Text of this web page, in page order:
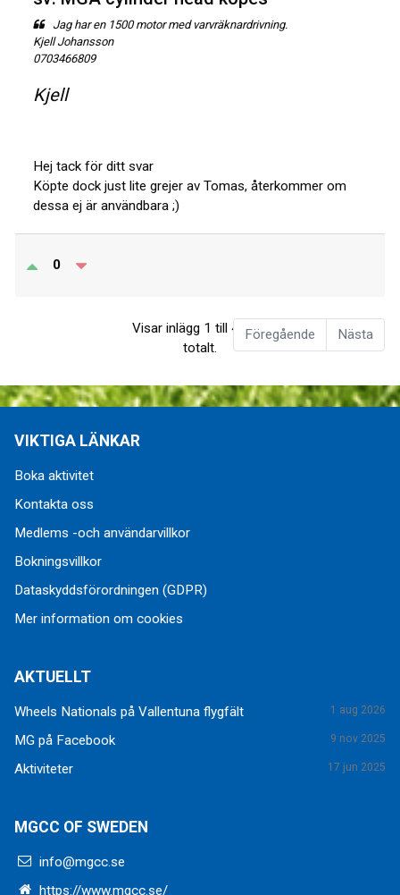
Jag har en 1500 motor med varvräknardrivning.
Kjell Johansson
0703466809
Kjell
Hej tack för ditt svar
Köpte dock just lite grejer av Tomas, återkommer om
dessa ej är användbara ;)
0
Visar inlägg 1 till 4 av 4
totalt.
Föregående Nästa
VIKTIGA LÄNKAR
Boka aktivitet
Kontakta oss
Medlems -och användarvillkor
Bokningsvillkor
Dataskyddsförordningen (GDPR)
Mer information om cookies
AKTUELLT
Wheels Nationals på Vallentuna flygfält 1 aug 2026
MG på Facebook 9 nov 2025
Aktiviteter 17 jun 2025
MGCC OF SWEDEN
info@mgcc.se
https://www.mgcc.se/